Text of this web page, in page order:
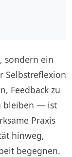
sondern ein
Selbstreflexion
Feedback zu
bleiben — ist
Praxis
hinweg,
begegnen.